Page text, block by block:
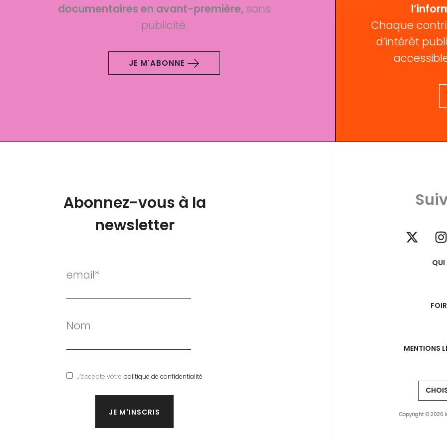
documentaires en avant-première, sans
publicité.
JE M'ABONNE
Chaque
d’intérêt
Abonnez-vous à la
newsletter
email*
Nom
J’accepte votre politique de confidentialité
QUI
MENTIONS
Copyright © 2026